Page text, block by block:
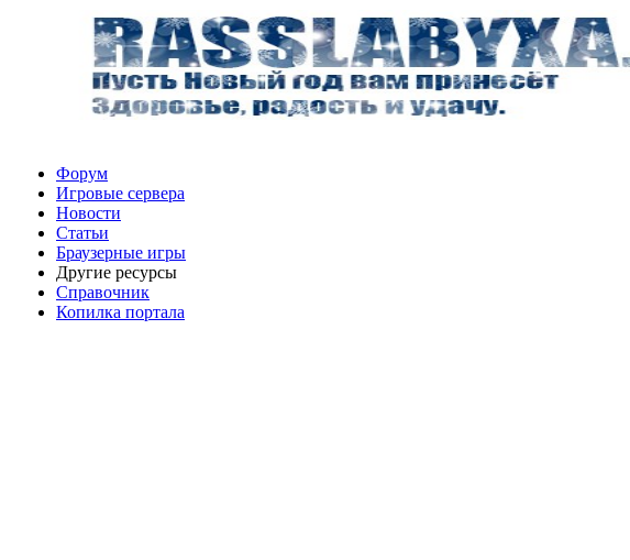
Форум
Игровые сервера
Новости
Статьи
Браузерные игры
Другие ресурсы
Справочник
Копилка портала